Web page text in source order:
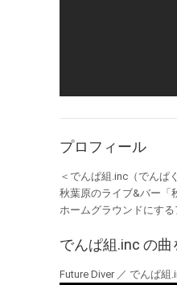
プロフィール
＜でんぱ組.inc（でんぱ
秋葉原のライブ&バー「
ホームグラウンドにする
でんぱ組.inc の曲
Future Diver ／ でんぱ組